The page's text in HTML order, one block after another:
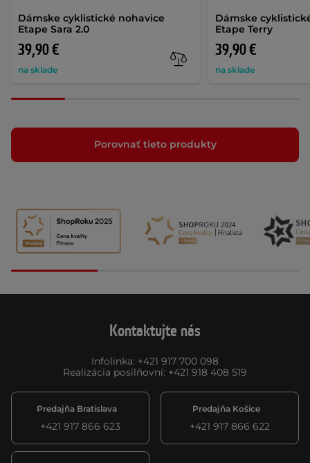
Dámske cyklistické nohavice
Etape Sara 2.0
39,90 €
na sklade
Dámske
Etape Terry
39,90 €
na sklade
Porovnať tieto produkty
Kontaktujte nás
Infolinka: +421 917 700 098
Realizácia posilňovní: +421 918 408 519
Predajňa Bratislava
+421 917 866 623
Predajňa Košice
+421 917 866 622